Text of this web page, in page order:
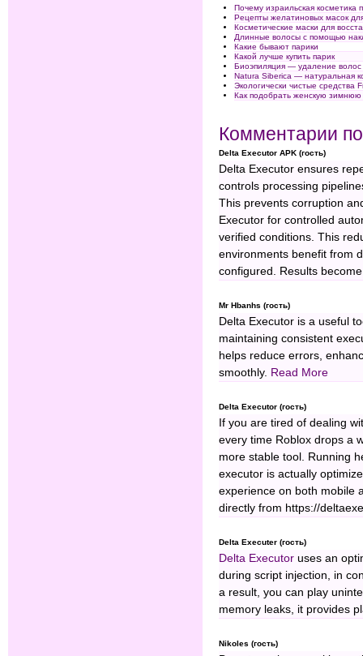
Почему израильская косметика
Рецепты желатиновых масок
Косметические маски для
Длинные волосы с помощью
Какие бывают парики
Какой лучше купить парик
Биоэпиляция — удаление
Natura Siberica — натуральная
Экологически чистые средства
Как подобрать женскую зимнюю
Комментарии
Delta Executor APK (гость)
Delta Executor ensures
controls processing
This prevents corruption
Executor for controlled
verified conditions. This
environments benefit from
configured. Results
Mr Hbanhs (гость)
Delta Executor is a useful
maintaining consistent
helps reduce errors,
smoothly. Read More
Delta Executor (гость)
If you are tired of dealing
every time Roblox drops a
more stable tool. Running
executor is actually
experience on both mobile
directly from https://
Delta Executer (гость)
Delta Executor uses an
during script injection, in
a result, you can play
memory leaks, it provides
Nikoles (гость)